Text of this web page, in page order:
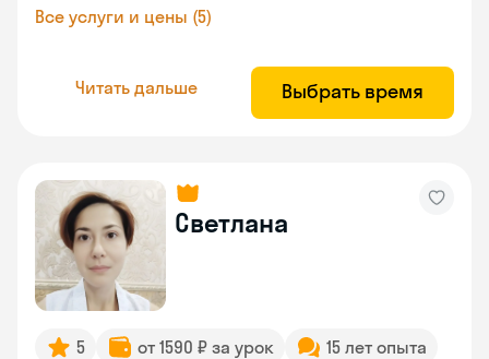
Все услуги и цены (5)
Читать дальше Выбрать время
Светлана
5 от 1590 ₽ за урок
15 лет опыта